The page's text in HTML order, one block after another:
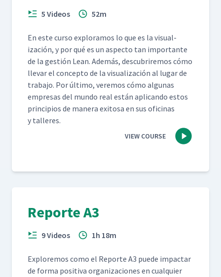
5 Videos 52m
En este cur­so explo­ramos lo que es la visu­al­
ización, y por qué es un aspec­to tan impor­tante
de la gestión Lean. Además, des­cubrire­mos cómo
lle­var el con­cep­to de la visu­al­ización al lugar de
tra­ba­jo. Por últi­mo, ver­e­mos cómo algu­nas
empre­sas del mun­do real están apli­can­do estos
prin­ci­p­ios de man­era exi­tosa en sus ofic­i­nas
y talleres.
VIEW COURSE
Reporte A3
9 Videos 1h 18m
Explore­mos como el Reporte A3 puede impactar
de for­ma pos­i­ti­va orga­ni­za­ciones en cualquier